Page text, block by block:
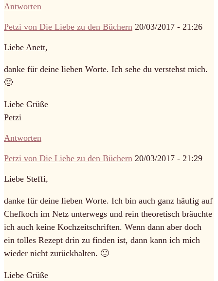
Antworten
Petzi von Die Liebe zu den Büchern 20/03/2017 - 21:26
Liebe Anett,
danke für deine lieben Worte. Ich sehe du verstehst mich.
🙂
Liebe Grüße
Petzi
Antworten
Petzi von Die Liebe zu den Büchern 20/03/2017 - 21:29
Liebe Steffi,
danke für deine lieben Worte. Ich bin auch ganz häufig auf
Chefkoch im Netz unterwegs und rein theoretisch bräuchte
ich auch keine Kochzeitschriften. Wenn dann aber doch
ein tolles Rezept drin zu finden ist, dann kann ich mich
wieder nicht zurückhalten. 🙂
Liebe Grüße